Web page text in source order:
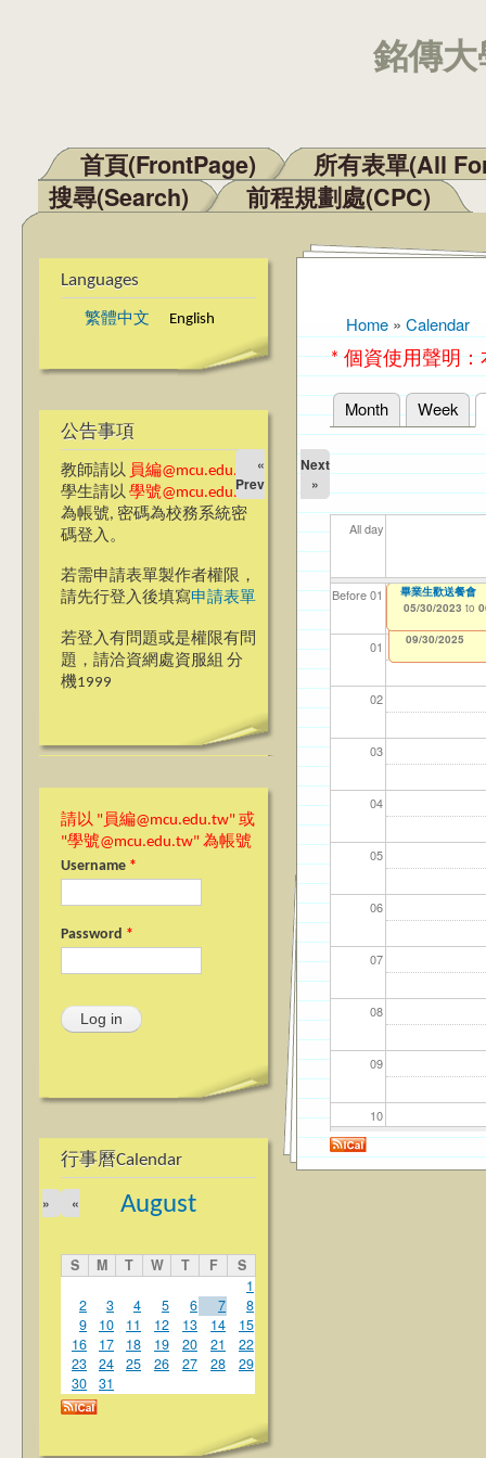
銘傳
Main menu
首頁(FrontPage)
所有表單(All
搜尋(Search)
前程規劃處(CPC)
Languages
繁體中文 English
公告事項
教師請以 員編@mcu.edu.tw
學生請以 學號@mcu.edu.tw
為帳號, 密碼為校務系統密
碼登入。
若需申請表單製作者權限，
請先行登入後填寫申請表單
若登入有問題或是權限有問
題，請洽資網處資服組 分
機1999
請以 "員編@mcu.edu.tw" 或
"學號@mcu.edu.tw" 為帳號
Username *
Password *
行事曆Calendar
August
«
»
S M T W T F
S
1
2
3 4 5 6 7
8
9
10 11 12 13 14
15
16
17 18 19 20 21
22
23
24 25 26 27 28
29
30
31
You are here
Home » Calendar
* 個資使用聲明
Primary tabs
Month Week
«
Prev
Next
»
All day
Before 01
01
02
03
04
05
06
07
08
09
10
11
【資網處】
整合系統～表單
12/31/2027
我愛銘傳我愛養
校區)
09/30/2025
系所
03/
海青
08/
【教
11/
【財
11/
畢業生歡送餐會
05/30/2023 to